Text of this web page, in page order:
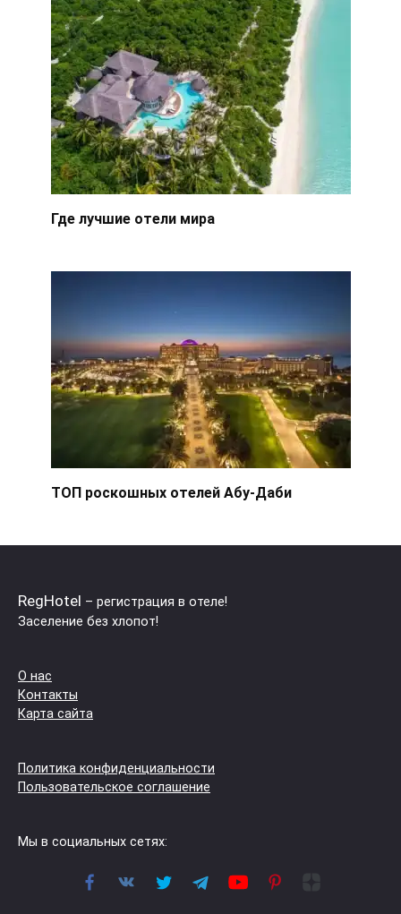
Где лучшие отели мира
ТОП роскошных отелей Абу-Даби
RegHotel – регистрация в отеле!
Заселение без хлопот!
О нас
Контакты
Карта сайта
Политика конфиденциальности
Пользовательское соглашение
Мы в социальных сетях: